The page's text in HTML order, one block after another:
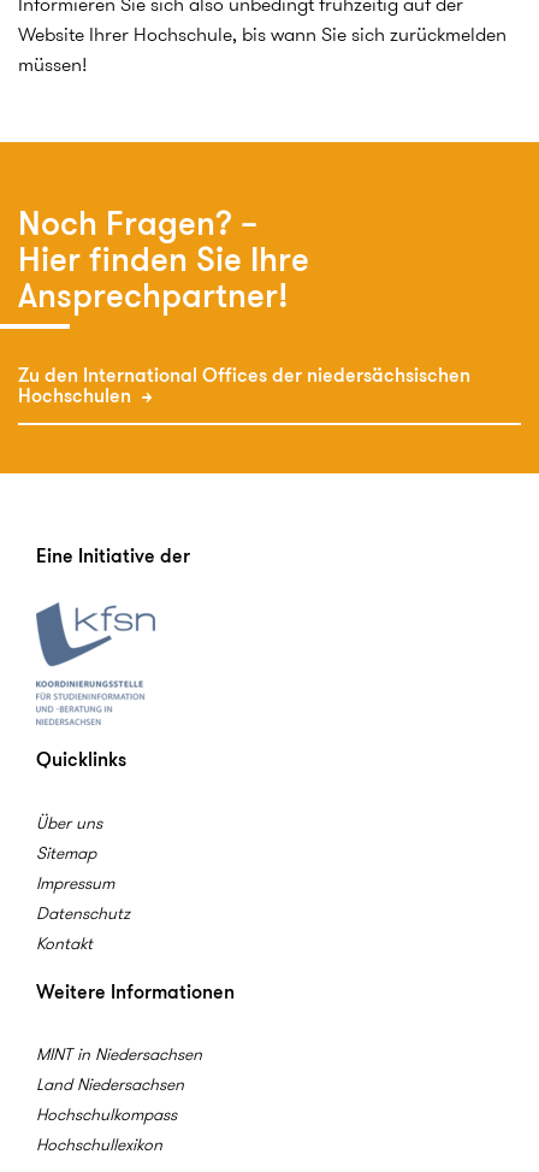
Website Ihrer Hochschule, bis wann Sie sich zurückmelden
müssen!
Noch Fragen? –
Hier finden Sie Ihre
Ansprechpartner!
Zu den International Offices der niedersächsischen
Hochschulen
Eine Initiative der
Quicklinks
Über uns
Sitemap
Impressum
Datenschutz
Kontakt
Weitere Informationen
MINT in Niedersachsen
Land Niedersachsen
Hochschulkompass
Hochschullexikon